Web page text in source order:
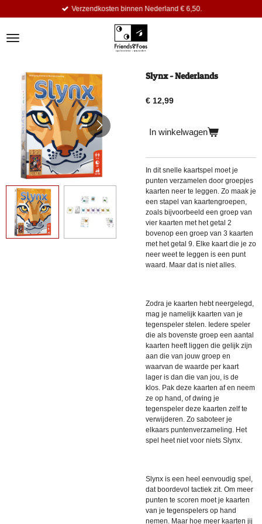
de
Verzendkosten binnen Nederland € 6,50.
Slynx - Nederlands
€ 12,99
In winkelwagen
In dit snelle kaartspel moet je
punten verzamelen door groepjes
kaarten neer te leggen. Zo maak je
een stapel van kaartengroepen,
zoals bijvoorbeeld een groep van
vier kaarten met het getal 2
bovenop een groep van 3 kaarten
met het getal 9. Elke kaart die je zo
neer weet te leggen is een punt
waard. Maar dat is niet alles.
Zodra je kaarten hebt neergelegd,
mag je namelijk kaarten van je
tegenspeler stelen. Iedere speler
die als bovenste groep een aantal
kaarten heeft liggen die gelijk zijn
aan die van jouw groep en
waarvan de waarde per kaart
lager is dan die van jou, is de
klos. Pak deze kaarten af en neem
ze op hand, of dwing je
tegenspeler deze kaarten zelf te
verwijderen. Zo saboteer je
elkaars puntenverzameling. Het
spel heet niet voor niets Slynx.
Slynx is een heel eenvoudig spel,
dat boordevol tactiek zit. Om meer
punten te scoren moet je kaarten
van je tegenspelers op hand
nemen. Maar hoe meer kaarten jij